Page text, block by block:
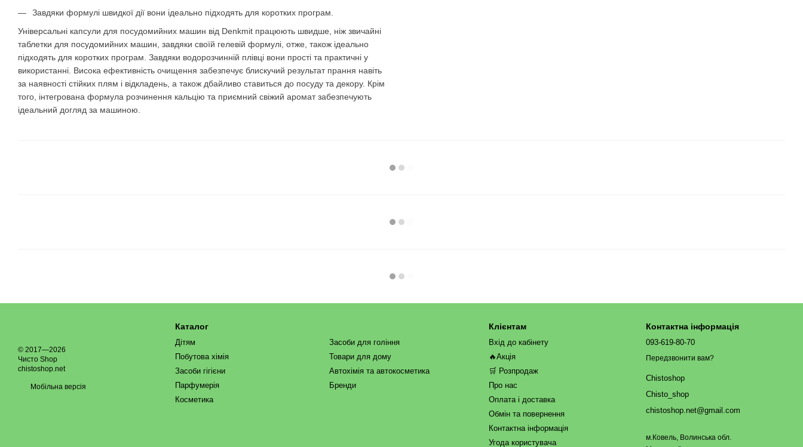
Завдяки формулі швидкої дії вони ідеально підходять для коротких програм.
Універсальні капсули для посудомийних машин від Denkmit працюють швидше, ніж звичайні
таблетки для посудомийних машин, завдяки своїй гелевій формулі, отже, також ідеально
підходять для коротких програм. Завдяки водорозчинній плівці вони прості та практичні у
використанні. Висока ефективність очищення забезпечує блискучий результат прання навіть
за наявності стійких плям і відкладень, а також дбайливо ставиться до посуду та декору. Крім
того, інтегрована формула розчинення кальцію та приємний свіжий аромат забезпечують
ідеальний догляд за машиною.
© 2017—2026
Чисто Shop
chistoshop.net
Мобільна версія
Каталог
Дітям
Побутова хімія
Засоби гігієни
Парфумерія
Косметика
Засоби для гоління
Товари для дому
Автохімія та автокосметика
Бренди
Клієнтам
Вхід до кабінету
🔥Акція
🛒 Розпродаж
Про нас
Оплата і доставка
Обмін та повернення
Контактна інформація
Угода користувача
Контактна інформація
093-619-80-70
Передзвонити вам?
Chistoshop
Chisto_shop
chistoshop.net@gmail.com
м.Ковель, Волинська обл.